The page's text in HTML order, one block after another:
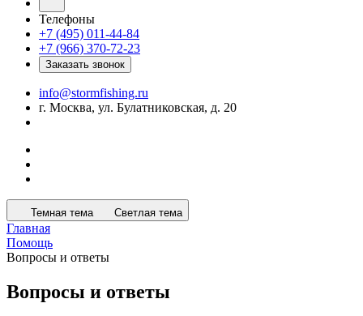
Телефоны
+7 (495) 011-44-84
+7 (966) 370-72-23
Заказать звонок
info@stormfishing.ru
г. Москва, ул. Булатниковская, д. 20
Темная тема Светлая тема
Главная
Помощь
Вопросы и ответы
Вопросы и ответы